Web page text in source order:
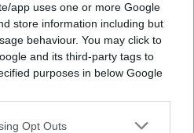
app uses one or more Google
store information including but
behaviour. You may click to
and its third-party tags to
purposes in below Google
Opt Outs
economica, in palese
di eguaglianza sancito
solo: una persona
coltivare il
poliziotti che incontra e